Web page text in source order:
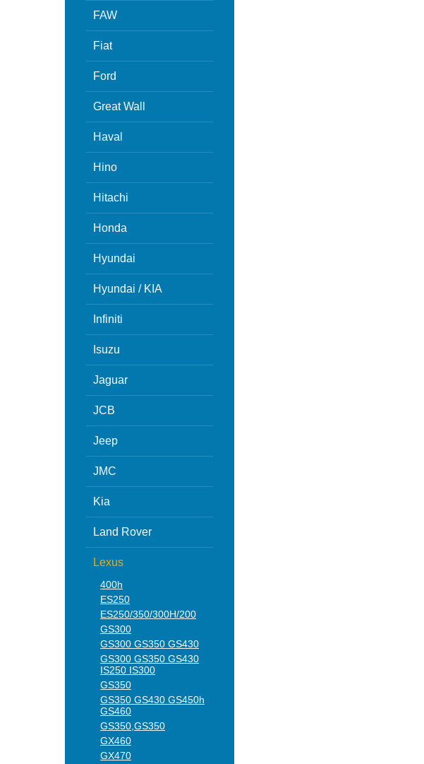
FAW
Fiat
Ford
Great Wall
Haval
Hino
Hitachi
Honda
Hyundai
Hyundai / KIA
Infiniti
Isuzu
Jaguar
JCB
Jeep
JMC
Kia
Land Rover
Lexus
400h
ES250
ES250/350/300H/200
GS300
GS300 GS350 GS430
GS300 GS350 GS430
IS250 IS300
GS350
GS350 GS430 GS450h
GS460
GS350,GS350
GX460
GX470